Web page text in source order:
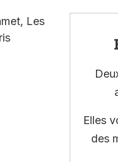
Les
Elles
des